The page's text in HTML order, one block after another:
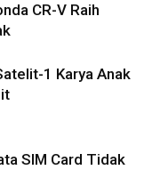
CR-V Raih
1 Karya Anak
SIM Card Tidak